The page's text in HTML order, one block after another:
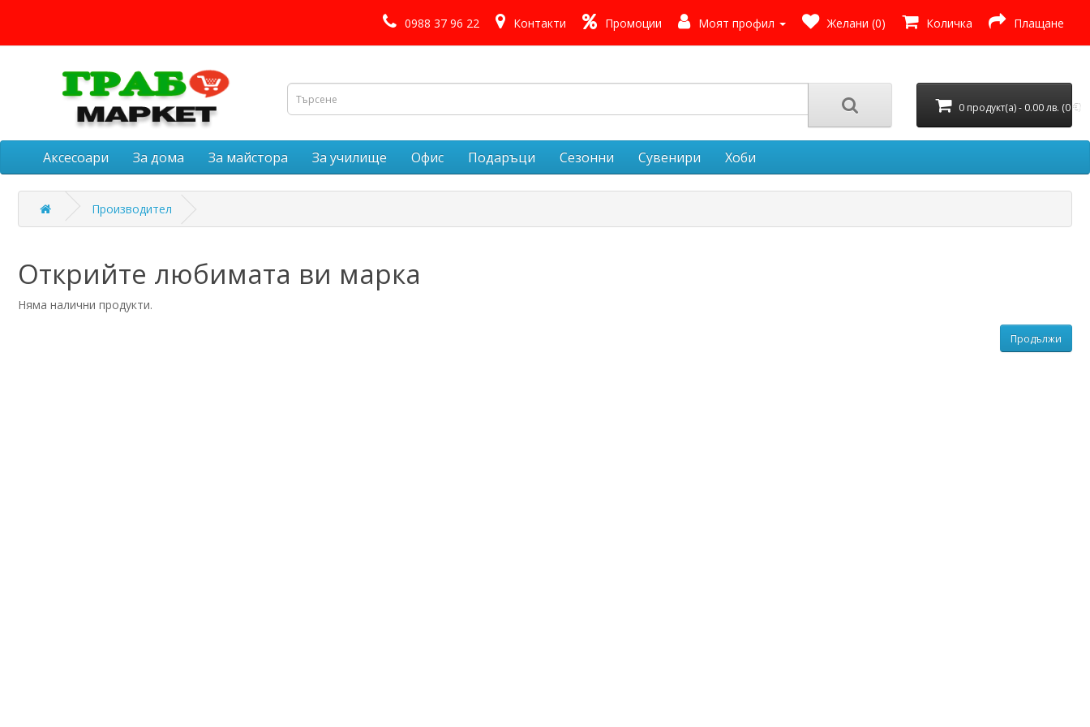
0988 37 96 22 Контакти Промоции Моят профил Желани (0) Количка Плащане
0 продукт(а) - 0.00 лв. (0 €)
Аксесоари За дома За майстора За училище Офис Подаръци Сезонни Сувенири Хоби
Производител
Открийте любимата ви марка
Няма налични продукти.
Продължи